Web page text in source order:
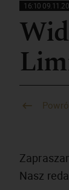
16:10
Nasz